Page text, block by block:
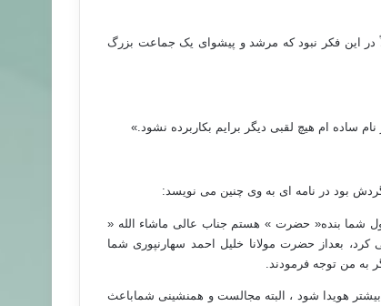
در این فکر نبود که مرشد و پیشوای یک جماعت بزرگ
ساده ام هیچ لقبی دیگر برایم بکاربرده نشود.»
بود در نامه ای به وی چنین می نویسد:
شما بنده« حضرت » هستم جناب عالی ماشاء الله «
بعداز حضرت مولانا خلیل احمد سهارنپوری شما
به من توجه فرمودند.
هویدا شود ، البته مجالست و همنشینی شماباعث